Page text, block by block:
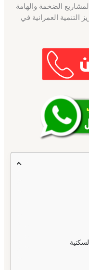
الضخمة والهامة
التنمية العمرانية في